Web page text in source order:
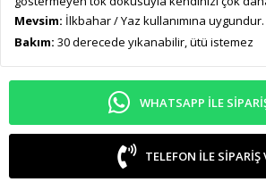
Mevsim: İlkbahar / Yaz kullanımına uygundur.
Bakım: 30 derecede yıkanabilir, ütü istemez
WHATSAPP ILE
TELEFON ILE SIPARIŞ